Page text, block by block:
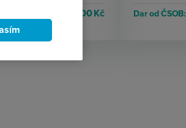
25 000 Kč Dar od ČSOB: